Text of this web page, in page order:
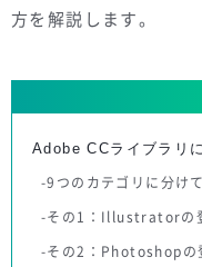
方を解説します。
Adobe CCライブラリ
9つのカテゴリに分け
その1：Illustratorの
その2：Photoshopの